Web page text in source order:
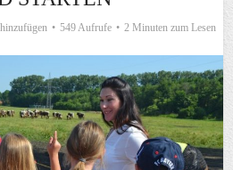
549 Aufrufe 2 Minuten zum Lesen